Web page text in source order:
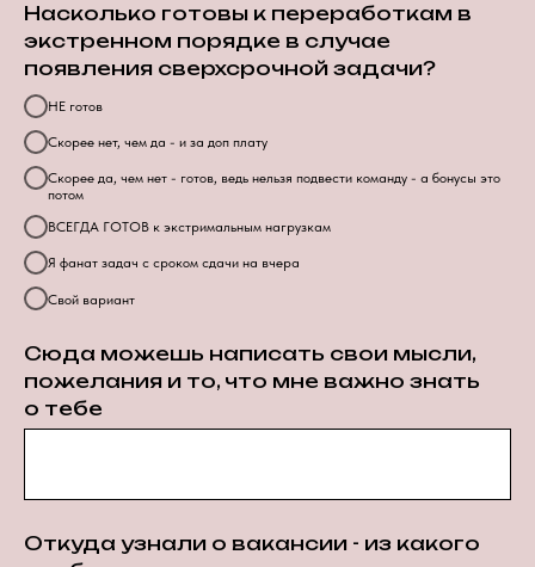
Насколько готовы к переработкам в
экстренном порядке в случае
появления сверхсрочной задачи?
НЕ готов
Скорее нет, чем да - и за доп плату
Скорее да, чем нет - готов, ведь нельзя подвести команду - а бонусы это
потом
ВСЕГДА ГОТОВ к экстримальным нагрузкам
Я фанат задач с сроком сдачи на вчера
Свой вариант
Сюда можешь написать свои мысли,
пожелания и то, что мне важно знать
о тебе
Откуда узнали о вакансии - из какого